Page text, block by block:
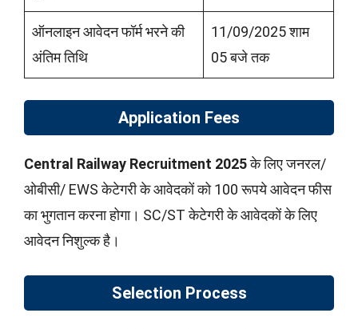
ऑनलाइन आवेदन फॉर्म भरने की
अंतिम तिथि
11/09/2025 शाम
05 बजे तक
Application Fees
Central Railway Recruitment 2025के लिए जनरल/
ओबीसी/ EWS केटेगरी के आवेदकों को 100 रूपये आवेदन फीस
का भुगतान करना होगा। SC/ST केटेगरी के आवेदकों के लिए
आवेदन निशुल्क है।
Selection Process